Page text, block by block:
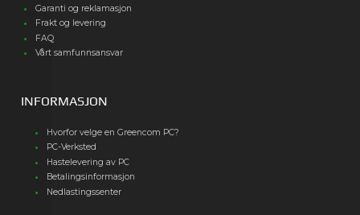
Garanti og reklamasjon
Frakt og levering
FAQ
Vårt samfunnsansvar
INFORMASJON
Hvorfor velge en Greencom PC?
PC-Verksted
Hastelevering av PC
Betalingsinformasjon
Nedlastingssenter